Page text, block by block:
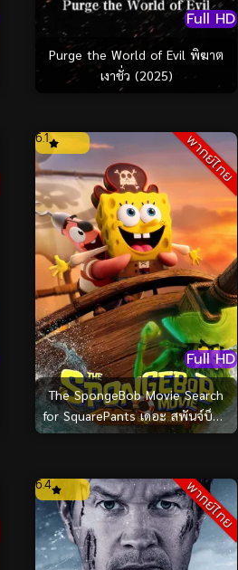
Full HD
Purge the World of Evil พิฆาต
เงาชั่ว (2025)
พากย์ไทย
Full HD
6.1
The SpongeBob Movie Search
for SquarePants เดอะ สพันจ์บ็อบ
มูฟวี่ ภารกิจตามหาสพันจ์บ็อบ
พากย์ไทย
6.4